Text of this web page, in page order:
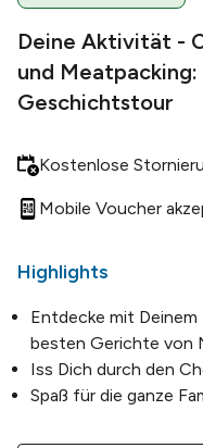
Deine Aktivität -
und Meatpacking:
Geschichtstour
Kostenlose
Mobile Voucher
Highlights
Entdecke mit
besten Gerichte von
Iss Dich durch den
Spaß für die ganze